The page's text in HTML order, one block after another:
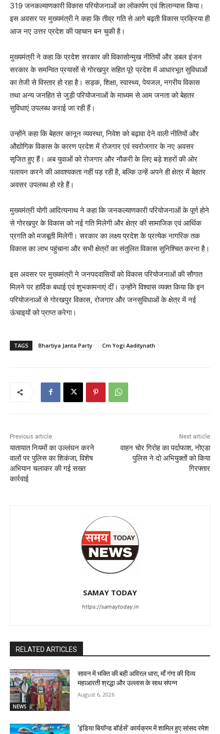
319 जनकल्याणकारी विकास परियोजनाओं का लोकार्पण एवं शिलान्यास किया।
इस अवसर पर मुख्यमंत्री ने कहा कि तीव्र गति से आगे बढ़ती विकास प्रक्रिया ही
आज नए उत्तर प्रदेश की पहचान बन चुकी है।
मुख्यमंत्री ने कहा कि प्रदेश सरकार की विकासोन्मुख नीतियों और डबल इंजन
सरकार के समन्वित प्रयासों से गोरखपुर सहित पूरे प्रदेश में आधारभूत सुविधाओं
का तेजी से विस्तार हो रहा है। सड़क, शिक्षा, स्वास्थ्य, पेयजल, नगरीय विकास
तथा अन्य जनहित से जुड़ी परियोजनाओं के माध्यम से आम जनता को बेहतर
सुविधाएं उपलब्ध कराई जा रही हैं।
उन्होंने कहा कि बेहतर कानून व्यवस्था, निवेश को बढ़ावा देने वाली नीतियों और
औद्योगिक विकास के कारण प्रदेश में रोजगार एवं स्वरोजगार के नए अवसर
सृजित हुए हैं। अब युवाओं को रोजगार और नौकरी के लिए बड़े शहरों की ओर
पलायन करने की आवश्यकता नहीं पड़ रही है, बल्कि उन्हें अपने ही क्षेत्र में बेहतर
अवसर उपलब्ध हो रहे हैं।
मुख्यमंत्री योगी आदित्यनाथ ने कहा कि जनकल्याणकारी परियोजनाओं के पूर्ण होने
से गोरखपुर के विकास को नई गति मिलेगी और क्षेत्र की सामाजिक एवं आर्थिक
प्रगति को मजबूती मिलेगी। सरकार का लक्ष्य प्रदेश के प्रत्येक नागरिक तक
विकास का लाभ पहुंचाना और सभी क्षेत्रों का संतुलित विकास सुनिश्चित करना है।
इस अवसर पर मुख्यमंत्री ने जनपदवासियों को विकास परियोजनाओं की सौगात
मिलने पर हार्दिक बधाई एवं शुभकामनाएं दीं। उन्होंने विश्वास व्यक्त किया कि इन
परियोजनाओं से गोरखपुर विकास, रोजगार और जनसुविधाओं के क्षेत्र में नई
ऊंचाइयों को प्राप्त करेगा।
TAGS Bhartiya Janta Party Cm Yogi Aaditynath
Previous article
यातायात नियमों का उल्लंघन करने
वालों पर पुलिस का शिकंजा, विशेष
अभियान चलाकर की गई सख्त
कार्रवाई
Next article
वाहन चोर गिरोह का पर्दाफाश, नोएडा
पुलिस ने दो अभियुक्तों को किया
गिरफ्तार
SAMAY TODAY
https://samaytoday.in
RELATED ARTICLES
NEWS
सावन में भक्ति की बही अविरल धारा, माँ गंगा की दिव्य
महाआरती श्रद्धा और उल्लास के साथ संपन्न
August 6, 2026
‘इंडिया बियॉन्ड बॉर्डर्स’ कार्यक्रम में शामिल हुए सांसद रमेश